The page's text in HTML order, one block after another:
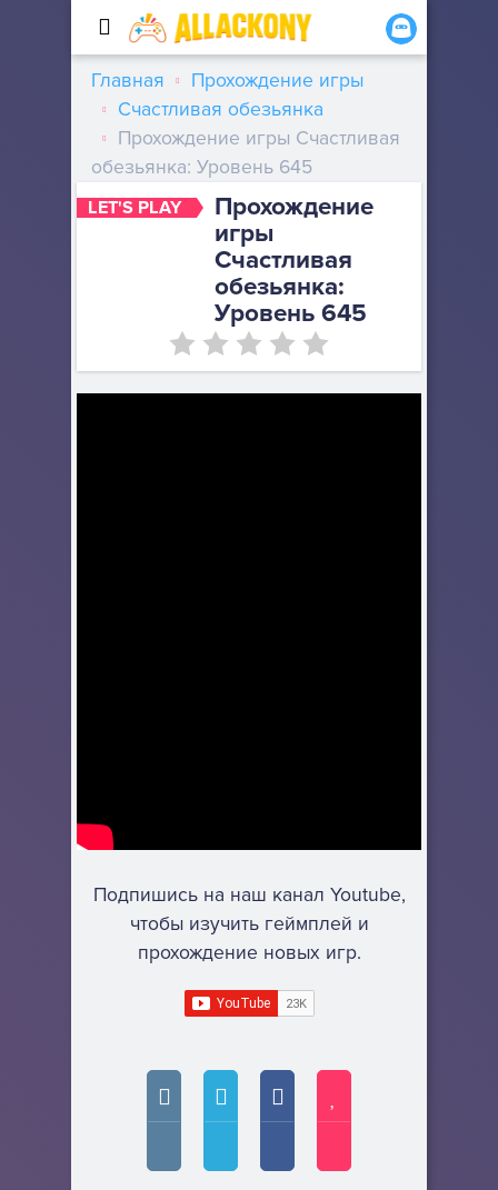
LET'S PLAY
Прохождение
игры
Счастливая
обезьянка:
Уровень 645
Главная
Прохождение игры
Счастливая обезьянка
Прохождение игры Счастливая
обезьянка: Уровень 645
Подпишись на наш канал Youtube,
чтобы изучить геймплей и
прохождение новых игр.